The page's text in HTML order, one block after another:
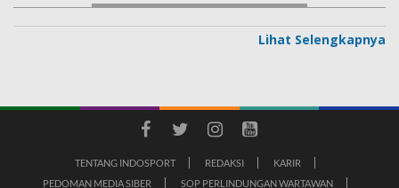
Lihat Selengkapnya
TENTANG INDOSPORT REDAKSI
KARIR
PEDOMAN MEDIA SIBER
SOP PERLINDUNGAN WARTAWAN